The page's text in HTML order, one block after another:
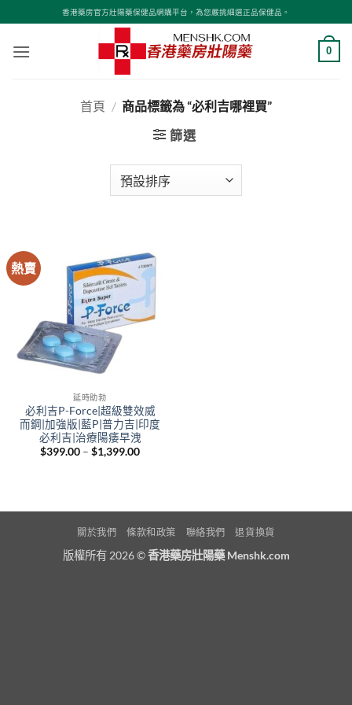
to
content
香港藥房官方壯陽藥保健品網購平台，為您嚴挑細選正品保健品。
0
首頁 / 商品標籤為 “必利吉哪裡買”
篩選
熱賣
延時助勃
必利吉P-Force|超級雙效威
而鋼|加強版|藍P|普力吉|印度
必利吉|治療陽痿早洩
$399.00 – $1,399.00Price
關於我們 條款和政策 聯絡我們 退貨換貨
版權所有 2026 ©香港藥房壯陽藥 Menshk.com